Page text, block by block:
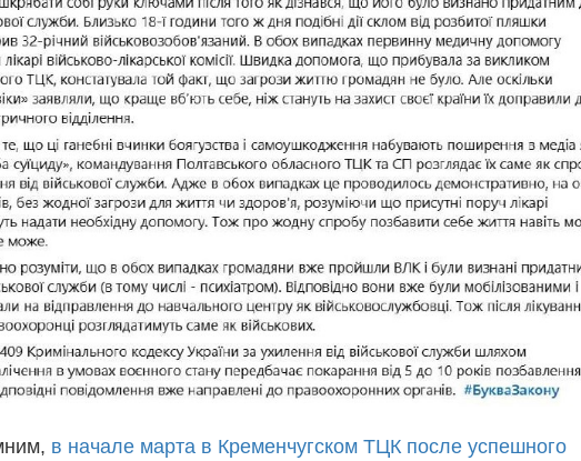
в начале марта в Кременчугском ТЦК после успешного